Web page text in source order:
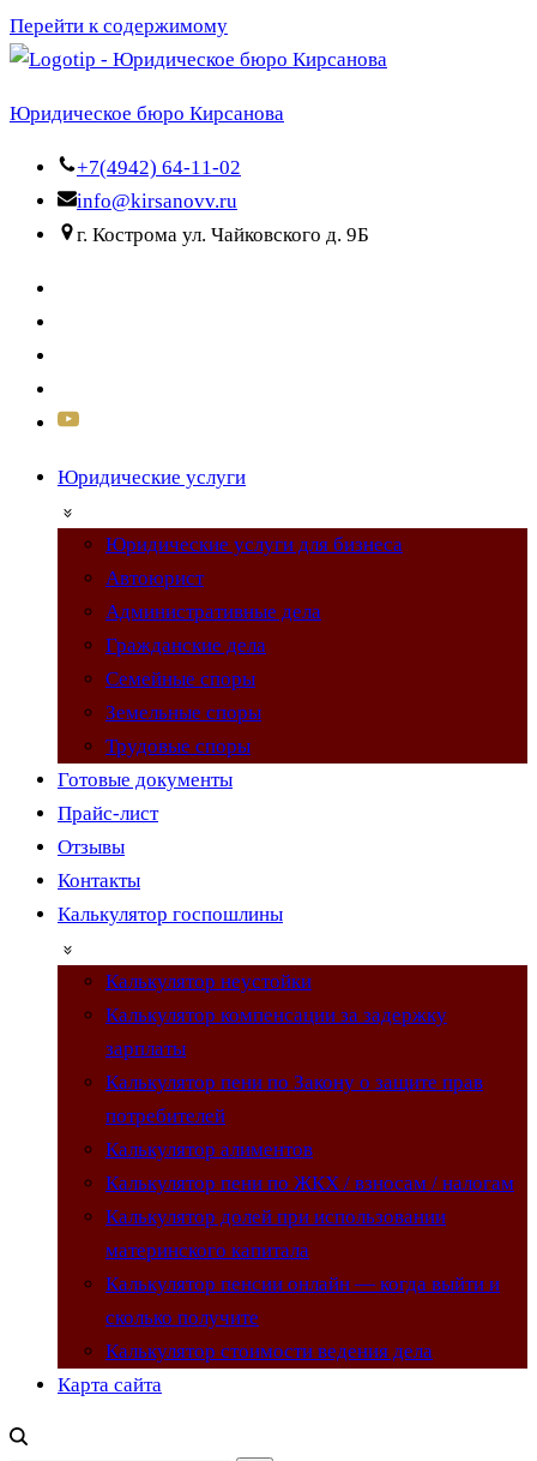
Перейти к содержимому
Юридическое бюро Кирсанова
+7(4942) 64-11-02
info@kirsanovv.ru
г. Кострома ул. Чайковского д. 9Б
Юридические услуги
Юридические услуги для бизнеса
Автоюрист
Административные дела
Гражданские дела
Семейные споры
Земельные споры
Трудовые споры
Готовые документы
Прайс-лист
Отзывы
Контакты
Калькулятор госпошлины
Калькулятор неустойки
Калькулятор компенсации за задержку
зарплаты
Калькулятор пени по Закону о защите прав
потребителей
Калькулятор алиментов
Калькулятор пени по ЖКХ / взносам / налогам
Калькулятор долей при использовании
материнского капитала
Калькулятор пенсии онлайн — когда выйти и
сколько получите
Калькулятор стоимости ведения дела
Карта сайта